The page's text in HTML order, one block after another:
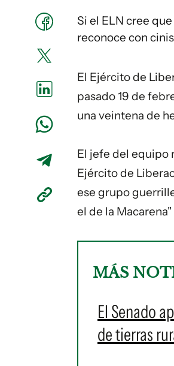
Si el ELN cree
reconoce con
El Ejército de
pasado 19 de
una veintena de
El jefe del equipo
Ejército de
ese grupo
el de la
MÁS
El Senado
de tierras